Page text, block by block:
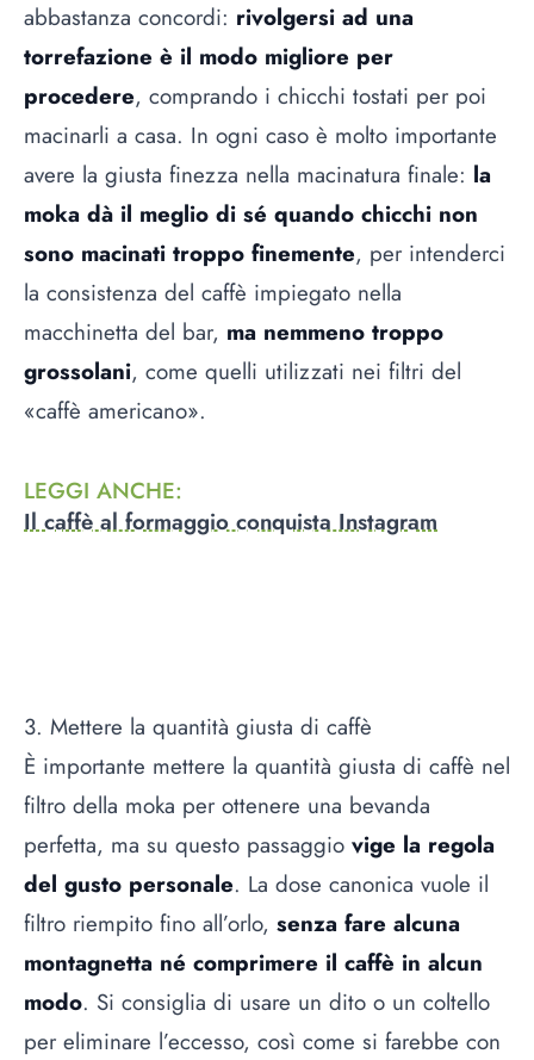
abbastanza concordi: rivolgersi ad una
torrefazione è il modo migliore per
procedere, comprando i chicchi tostati per poi
macinarli a casa. In ogni caso è molto importante
avere la giusta finezza nella macinatura finale: la
moka dà il meglio di sé quando chicchi non
sono macinati troppo finemente, per intenderci
la consistenza del caffè impiegato nella
macchinetta del bar, ma nemmeno troppo
grossolani, come quelli utilizzati nei filtri del
«caffè americano».
LEGGI ANCHE:
Il caffè al formaggio conquista Instagram
3. Mettere la quantità giusta di caffè
È importante mettere la quantità giusta di caffè nel
filtro della moka per ottenere una bevanda
perfetta, ma su questo passaggio vige la regola
del gusto personale. La dose canonica vuole il
filtro riempito fino all’orlo, senza fare alcuna
montagnetta né comprimere il caffè in alcun
modo. Si consiglia di usare un dito o un coltello
per eliminare l’eccesso, così come si farebbe con